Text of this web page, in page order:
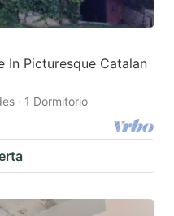
In Picturesque Catalan
· 1 Dormitorio